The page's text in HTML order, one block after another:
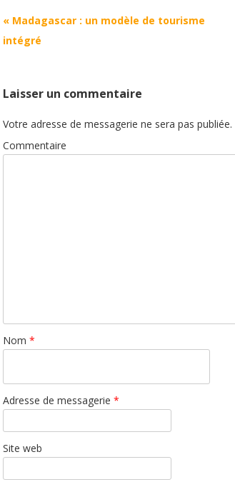
Navigation Article
« Madagascar : un modèle de tourisme
intégré
Laisser un commentaire
Votre adresse de messagerie ne sera pas publiée.
Commentaire
Nom *
Adresse de messagerie *
Site web